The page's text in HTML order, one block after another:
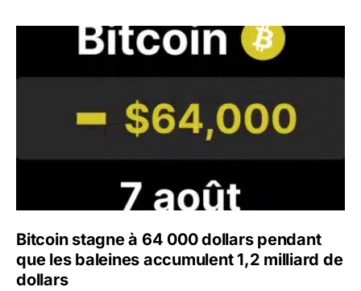
Bitcoin stagne à 64 000 dollars pendant que les
Bitcoin stagne à 64 000 dollars pendant
que les baleines accumulent 1,2 milliard de
dollars